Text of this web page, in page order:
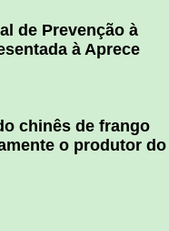
de Prevenção à
à Aprece
chinês de frango
o produtor do